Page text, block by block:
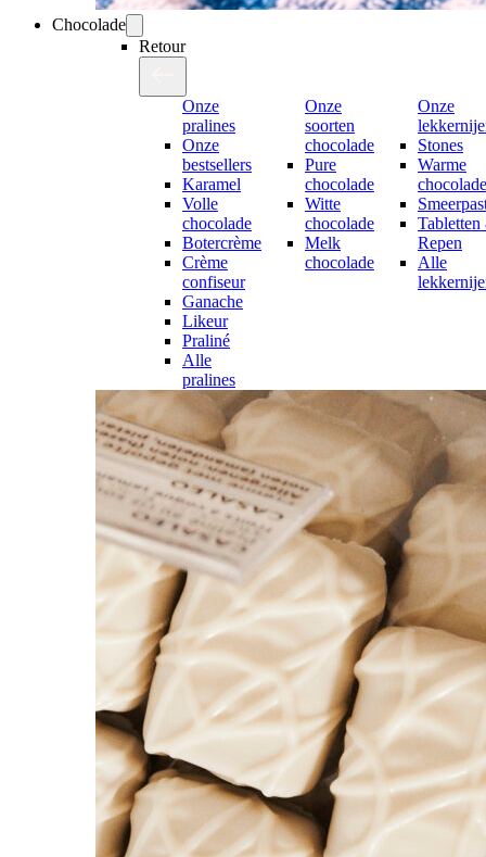
Chocolade
Retour
Onze
pralines
Onze
bestsellers
Karamel
Volle
chocolade
Botercrème
Crème
confiseur
Ganache
Likeur
Praliné
Alle
pralines
Onze
soorten
chocolade
Pure
chocolade
Witte
chocolade
Melk
chocolade
Onze
Stones
Warme
Repen
Alle